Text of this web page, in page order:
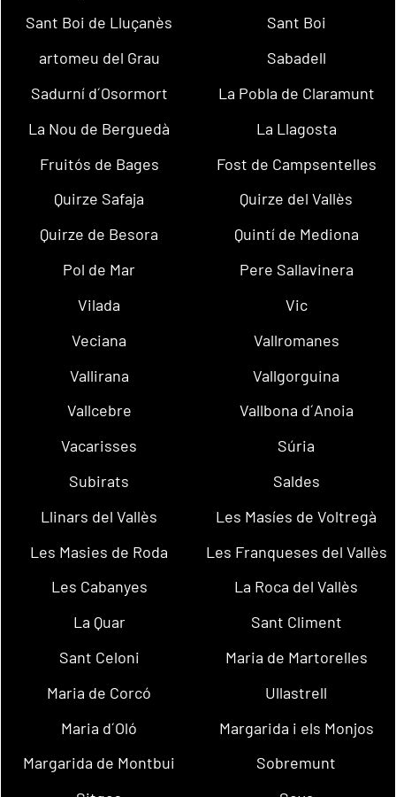
Sant Boi de Lluçanès
Sant Boi
artomeu del Grau
Sabadell
Sadurní d´Osormort
La Pobla de Claramunt
La Nou de Berguedà
La Llagosta
Fruitós de Bages
Fost de Campsentelles
Quirze Safaja
Quirze del Vallès
Quirze de Besora
Quintí de Mediona
Pol de Mar
Pere Sallavinera
Vilada
Vic
Veciana
Vallromanes
Vallirana
Vallgorguina
Vallcebre
Vallbona d´Anoia
Vacarisses
Súria
Subirats
Saldes
Llinars del Vallès
Les Masíes de Voltregà
Les Masies de Roda
Les Franqueses del Vallès
Les Cabanyes
La Roca del Vallès
La Quar
Sant Climent
Sant Celoni
Maria de Martorelles
Maria de Corcó
Ullastrell
Maria d´Oló
Margarida i els Monjos
Margarida de Montbui
Sobremunt